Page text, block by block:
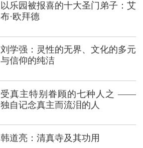
以乐园被报喜的十大圣门弟子：艾
布·欧拜德
刘学强：灵性的无界、文化的多元
与信仰的纯洁
受真主特别眷顾的七种人之 ——
独自记念真主而流泪的人
韩道亮：清真寺及其功用